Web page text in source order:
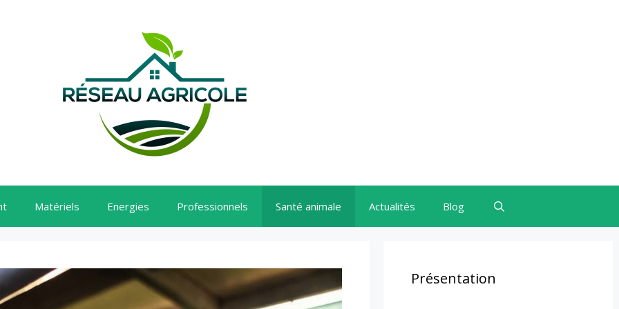
Matériels Energies Professionnels Santé animale Actualités Blog
Présentation